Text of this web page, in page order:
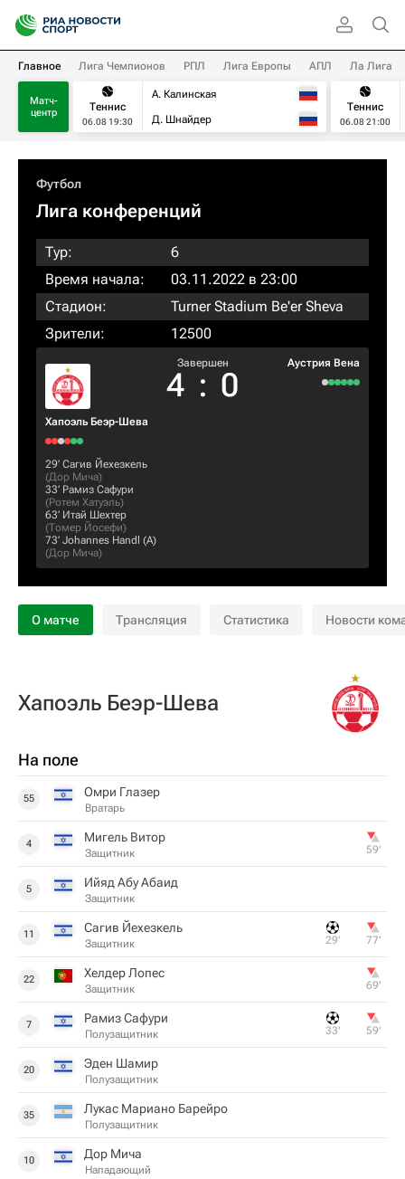
Главное Лига Чемпионов РПЛ Лига Европы АПЛ Ла Лига
Матч-
центр
Теннис
06.08 19:30
А. Калинская
Д. Шнайдер
Теннис
06.08 21:00
Футбол
Лига конференций
Тур:
6
Время начала:
03.11.2022 в 23:00
Стадион:
Turner Stadium Be'er Sheva
Зрители:
12500
Хапоэль Беэр-Шева
Завершен
4 : 0
Аустрия Вена
29‎’‎ Сагив Йехезкель
(Дор Мича)
33‎’‎ Рамиз Сафури
(Ротем Хатуэль)
63‎’‎ Итай Шехтер
(Томер Йосефи)
73‎’‎ Johannes Handl (А)
(Дор Мича)
О матче Трансляция Статистика Новости
Хапоэль Беэр-Шева
На поле
55 Омри Глазер
Вратарь
4 Мигель Витор
Защитник 59‎’‎
5 Ийяд Абу Абаид
Защитник
11 Сагив Йехезкель
Защитник 29‎’‎ 77‎’‎
22 Хелдер Лопес
Защитник 69‎’‎
7 Рамиз Сафури
Полузащитник 33‎’‎ 59‎’‎
20 Эден Шамир
Полузащитник
35 Лукас Мариано Барейро
Полузащитник
10 Дор Мича
Нападающий